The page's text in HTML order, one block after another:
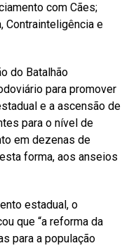
com Cães;
Contrainteligência e
do Batalhão
para promover
e a ascensão de
para o nível de
em dezenas de
forma, aos anseios
estadual, o
que “a reforma da
para a população